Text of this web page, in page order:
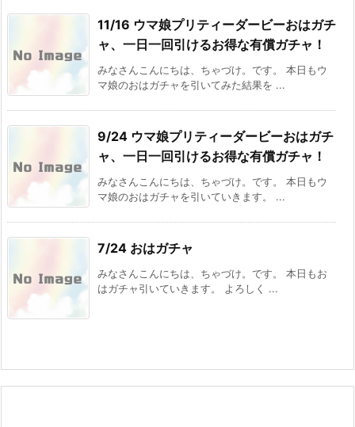
11/16 ウマ娘プリティーダービーおはガチ
ャ、一日一回引けるお得な有償ガチャ！
みなさんこんにちは、ちゃづけ。です。 本日もウ
マ娘のおはガチャを引いてみた結果を ...
9/24 ウマ娘プリティーダービーおはガチ
ャ、一日一回引けるお得な有償ガチャ！
みなさんこんにちは、ちゃづけ。です。 本日もウ
マ娘のおはガチャを引いていきます。 ...
7/24 おはガチャ
みなさんこんにちは、ちゃづけ。です。 本日もお
はガチャ引いていきます。 よろしく ...